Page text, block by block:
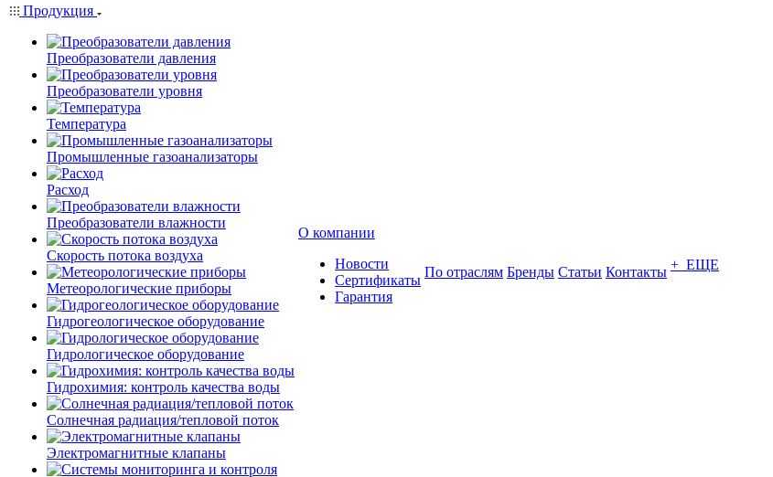
Продукция
Преобразователи давления
Преобразователи уровня
Температура
Промышленные газоанализаторы
Расход
Преобразователи влажности
Скорость потока воздуха
Метеорологические приборы
Гидрогеологическое оборудование
Гидрологическое оборудование
Гидрохимия: контроль качества воды
Солнечная радиация/тепловой поток
Электромагнитные клапаны
О компании
Новости
Сертификаты
Гарантия
По отраслям Бренды Статьи Контакты + ЕЩЕ